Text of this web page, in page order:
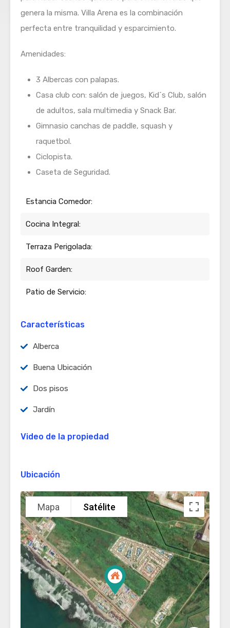
genera la misma. Villa Arena es la combinación
perfecta entre tranquilidad y esparcimiento.
Amenidades:
3 Albercas con palapas.
Casa club con: salón de juegos, Kid´s Club, salón
de adultos, sala multimedia y Snack Bar.
Gimnasio canchas de paddle, squash y
raquetbol.
Ciclopista.
Caseta de Seguridad.
Estancia Comedor:
Cocina Integral:
Terraza Perigolada:
Roof Garden:
Patio de Servicio:
Características
Alberca
Buena Ubicación
Dos pisos
Jardín
Video de la propiedad
Ubicación
Mapa Satélite